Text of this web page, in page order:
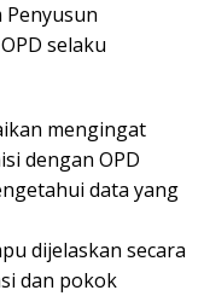
selaku
mengingat
dengan OPD
data yang
dijelaskan secara
dan pokok